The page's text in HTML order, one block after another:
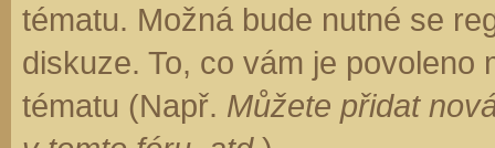
tématu. Možná bude nutné se
diskuze. To, co vám je
tématu (Např. Můžete přidat